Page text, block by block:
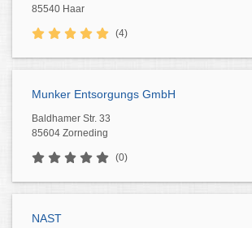
85540 Haar
(4)
Munker Entsorgungs GmbH
Baldhamer Str. 33
85604 Zorneding
(0)
NAST